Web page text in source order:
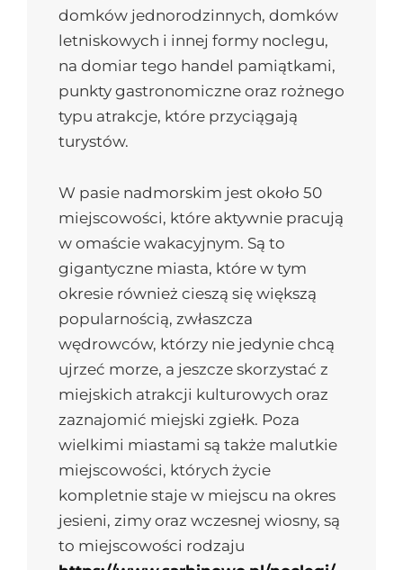
domków jednorodzinnych, domków
letniskowych i innej formy noclegu,
na domiar tego handel pamiątkami,
punkty gastronomiczne oraz rożnego
typu atrakcje, które przyciągają
turystów.
W pasie nadmorskim jest około 50
miejscowości, które aktywnie pracują
w omaście wakacyjnym. Są to
gigantyczne miasta, które w tym
okresie również cieszą się większą
popularnością, zwłaszcza
wędrowców, którzy nie jedynie chcą
ujrzeć morze, a jeszcze skorzystać z
miejskich atrakcji kulturowych oraz
zaznajomić miejski zgiełk. Poza
wielkimi miastami są także malutkie
miejscowości, których życie
kompletnie staje w miejscu na okres
jesieni, zimy oraz wczesnej wiosny, są
to miejscowości rodzaju